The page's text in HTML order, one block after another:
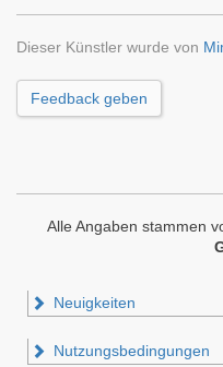
Dieser Künstler wurde von
Feedback geben
Alle Angaben stammen
Neuigkeiten
Nutzungsbedingungen